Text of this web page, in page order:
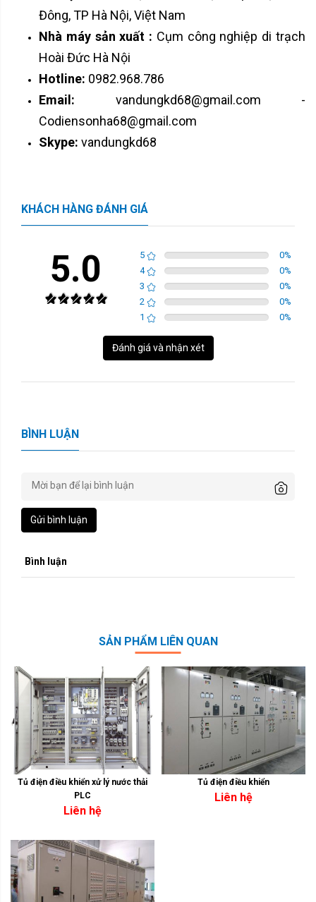
Đông, TP Hà Nội, Việt Nam
Nhà máy sản xuất : Cụm công nghiệp di trạch
Hoài Đức Hà Nội
Hotline: 0982.968.786
Email: vandungkd68@gmail.com -
Codiensonha68@gmail.com
Skype: vandungkd68
KHÁCH HÀNG ĐÁNH GIÁ
5.0 5 0%
4
0%
3
0%
2
0%
1
0%
Đánh giá và nhận xét
BÌNH LUẬN
Gửi bình luận
Bình luận
SẢN PHẨM LIÊN QUAN
Tủ điện điều khiển xử lý nước thải
PLC
Liên hệ
Tủ điện điều khiển
Liên hệ